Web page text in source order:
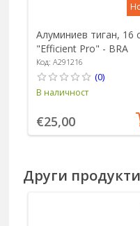
Алуминиев тиган, 16
"Efficient Pro" - BRA
Код: A291216
(0)
В наличност
€25,00
Други